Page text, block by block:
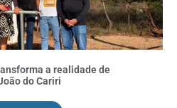
a realidade de
do Cariri